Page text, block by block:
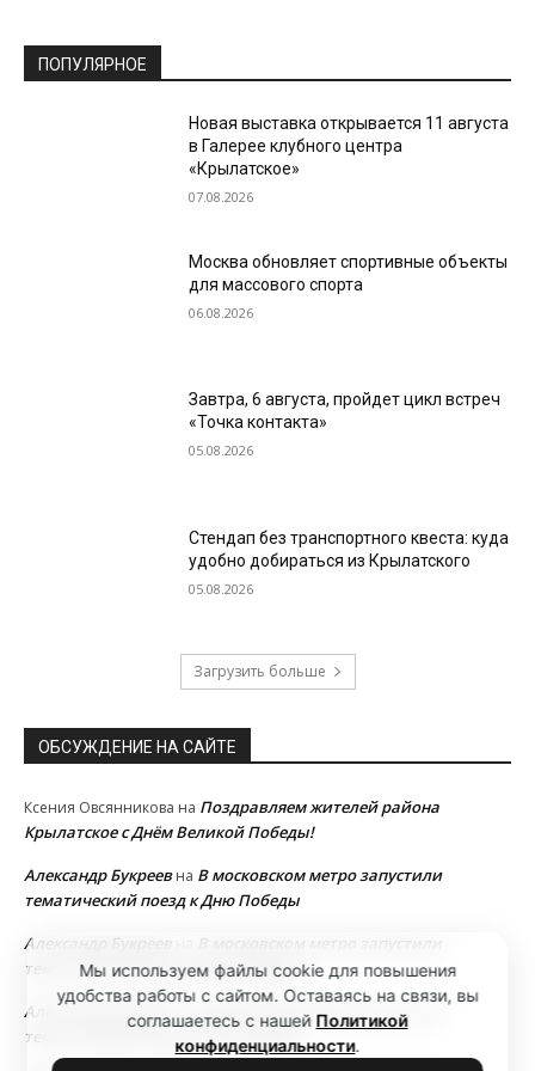
ПОПУЛЯРНОЕ
Новая выставка открывается 11 августа
в Галерее клубного центра
«Крылатское»
07.08.2026
Москва обновляет спортивные объекты
для массового спорта
06.08.2026
Завтра, 6 августа, пройдет цикл встреч
«Точка контакта»
05.08.2026
Стендап без транспортного квеста: куда
удобно добираться из Крылатского
05.08.2026
Загрузить больше
ОБСУЖДЕНИЕ НА САЙТЕ
Ксения Овсянникова на Поздравляем жителей района
Крылатское с Днём Великой Победы!
Александр Букреевна В московском метро запустили
тематический поезд к Дню Победы
Александр Букреев
В московском метро запустили
тематический поезд к Дню Победы
Александр Букреев
В московском метро запустили
тематический поезд к Дню Победы
Мы используем файлы cookie для повышения
удобства работы с сайтом. Оставаясь на связи, вы
соглашаетесь с нашей Политикой
конфиденциальности.